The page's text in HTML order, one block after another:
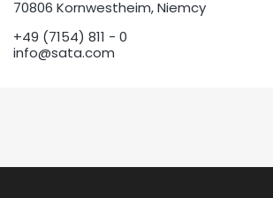
70806 Kornwestheim, Niemcy
+49 (7154) 811 - 0
info@sata.com